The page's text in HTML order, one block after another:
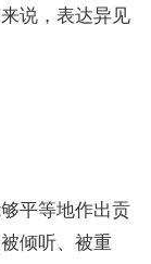
说，表达异见
平等地作出贡
倾听、被重